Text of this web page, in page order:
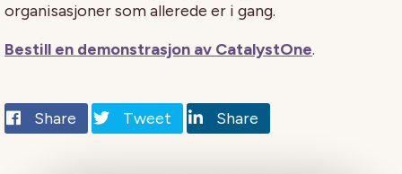
organisasjoner som allerede er i gang.
Bestill en demonstrasjon av CatalystOne.
Share Tweet Share